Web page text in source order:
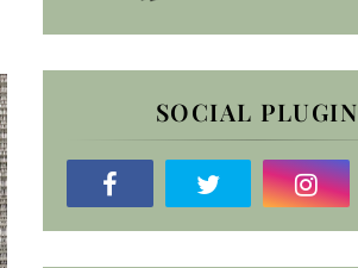
SOCIAL PLUGIN